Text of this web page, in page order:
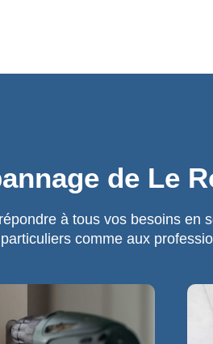
de Le
à tous vos besoins en
comme aux